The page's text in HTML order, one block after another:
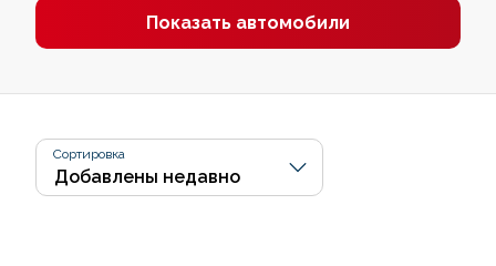
Показать автомобили
Сортировка